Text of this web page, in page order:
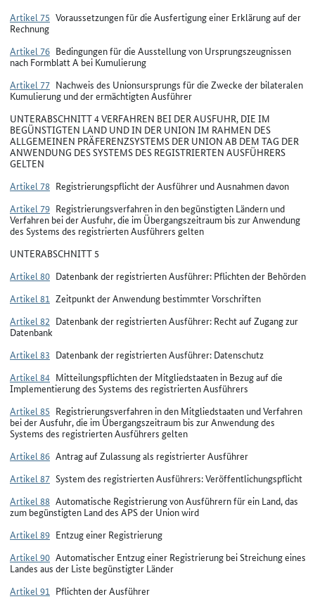
Artikel 75 Voraussetzungen für die Ausfertigung einer Erklärung auf der
Rechnung
Artikel 76 Bedingungen für die Ausstellung von Ursprungszeugnissen
nach Formblatt A bei Kumulierung
Artikel 77 Nachweis des Unionsursprungs für die Zwecke der bilateralen
Kumulierung und der ermächtigten Ausführer
UNTERABSCHNITT 4 VERFAHREN BEI DER AUSFUHR, DIE IM
BEGÜNSTIGTEN LAND UND IN DER UNION IM RAHMEN DES
ALLGEMEINEN PRÄFERENZSYSTEMS DER UNION AB DEM TAG DER
ANWENDUNG DES SYSTEMS DES REGISTRIERTEN AUSFÜHRERS
GELTEN
Artikel 78 Registrierungspflicht der Ausführer und Ausnahmen davon
Artikel 79 Registrierungsverfahren in den begünstigten Ländern und
Verfahren bei der Ausfuhr, die im Übergangszeitraum bis zur Anwendung
des Systems des registrierten Ausführers gelten
UNTERABSCHNITT 5
Artikel 80 Datenbank der registrierten Ausführer: Pflichten der Behörden
Artikel 81 Zeitpunkt der Anwendung bestimmter Vorschriften
Artikel 82 Datenbank der registrierten Ausführer: Recht auf Zugang zur
Datenbank
Artikel 83 Datenbank der registrierten Ausführer: Datenschutz
Artikel 84 Mitteilungspflichten der Mitgliedstaaten in Bezug auf die
Implementierung des Systems des registrierten Ausführers
Artikel 85 Registrierungsverfahren in den Mitgliedstaaten und Verfahren
bei der Ausfuhr, die im Übergangszeitraum bis zur Anwendung des
Systems des registrierten Ausführers gelten
Artikel 86 Antrag auf Zulassung als registrierter Ausführer
Artikel 87 System des registrierten Ausführers: Veröffentlichungspflicht
Artikel 88 Automatische Registrierung von Ausführern für ein Land, das
zum begünstigten Land des APS der Union wird
Artikel 89 Entzug einer Registrierung
Artikel 90 Automatischer Entzug einer Registrierung bei Streichung eines
Landes aus der Liste begünstigter Länder
Artikel 91 Pflichten der Ausführer